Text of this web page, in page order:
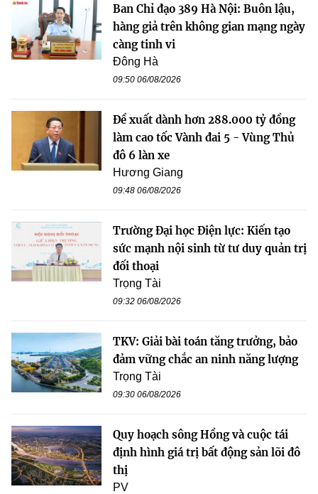
Ban Chỉ đạo 389 Hà Nội: Buôn lậu,
hàng giả trên không gian mạng ngày
càng tinh vi
Đông Hà
09:50 06/08/2026
Đề xuất dành hơn 288.000 tỷ đồng
làm cao tốc Vành đai 5 - Vùng Thủ
đô 6 làn xe
Hương Giang
09:48 06/08/2026
Trường Đại học Điện lực: Kiến tạo
sức mạnh nội sinh từ tư duy quản trị
đối thoại
Trọng Tài
09:32 06/08/2026
TKV: Giải bài toán tăng trưởng, bảo
đảm vững chắc an ninh năng lượng
Trọng Tài
09:30 06/08/2026
Quy hoạch sông Hồng và cuộc tái
định hình giá trị bất động sản lõi đô
thị
PV